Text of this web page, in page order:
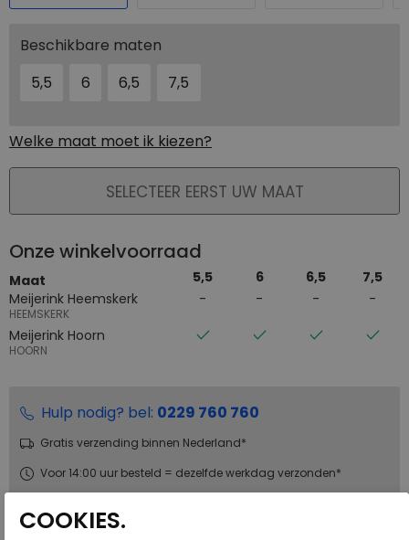
Beschikbare maten
5,5
6 6,5 7,5
Welke maat moet ik kiezen?
PLAATS IN WINKELMAND
SELECTEER EERST UW MAAT
Onze winkelvoorraad
Maat 5,5 6 6,5
7,5
Meijerink Heemskerk
HEEMSKERK
Meijerink Hoorn
HOORN
Hulp nodig? bel: 0229 760 760
Gratis verzending binnen Nederland*
Voor 14:00 uur besteld = dezelfde werkdag verzonden*
COOKIES.